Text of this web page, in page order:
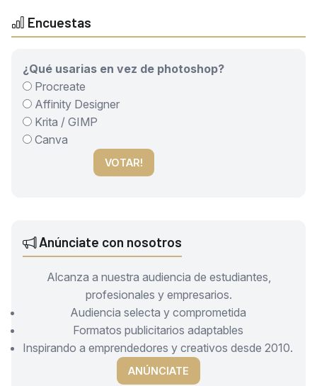
Encuestas
¿Qué usarias en vez de photoshop?
Procreate
Affinity Designer
Krita / GIMP
Canva
VOTAR!
Anúnciate con nosotros
Alcanza a nuestra audiencia de estudiantes,
profesionales y empresarios.
Audiencia selecta y comprometida
Formatos publicitarios adaptables
Inspirando a emprendedores y creativos desde 2010.
ANÚNCIATE